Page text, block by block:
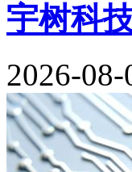
宇树科
2026-